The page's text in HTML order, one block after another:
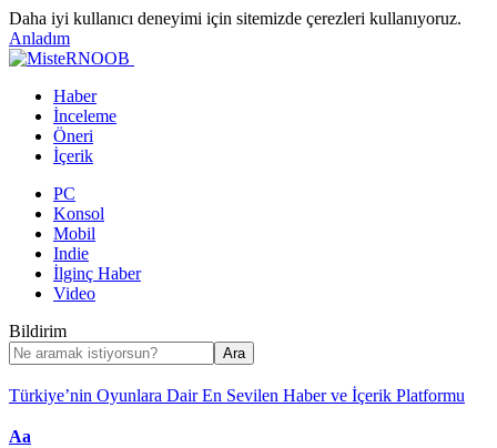
Daha iyi kullanıcı deneyimi için sitemizde çerezleri kullanıyoruz.
Anladım
Haber
İnceleme
Öneri
İçerik
PC
Konsol
Mobil
Indie
İlginç Haber
Video
Bildirim
Türkiye’nin Oyunlara Dair En Sevilen Haber ve İçerik Platformu
Font
Aa